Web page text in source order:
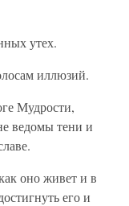
утех.
иллюзий.
Мудрости,
ведомы тени и
оно живет и в
его и